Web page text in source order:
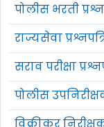
पोलीस भरती
राज्यसेवा
सराव परीक्षा
पोलीस